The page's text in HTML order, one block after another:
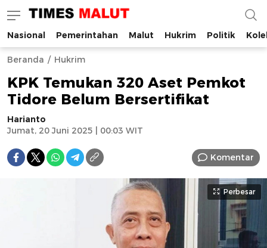
Times Malut
Berita Maluku Utara Terbaru
Nasional Pemerintahan Malut Hukrim Politik
Beranda Hukrim
KPK Temukan 320 Aset Pemkot
Tidore Belum Bersertifikat
Harianto
Jumat, 20 Juni 2025 | 00:03 WIT
Komentar
Perbesar